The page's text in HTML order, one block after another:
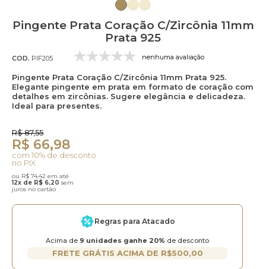
Pingente Prata Coração C/Zircônia 11mm
Prata 925
COD. PIF205 nenhuma avaliação
Pingente Prata Coração C/Zircônia 11mm Prata 925.
Elegante pingente em prata em formato de coração com
detalhes em zircônias. Sugere elegância e delicadeza.
Ideal para presentes.
R$ 87,55
R$ 66,98
com 10% de desconto
no PIX
ou R$ 74,42 em até
12x de R$ 6,20 sem
juros no cartão
Regras para Atacado
Acima de 9 unidades ganhe 20% de desconto
FRETE GRÁTIS ACIMA DE R$500,00